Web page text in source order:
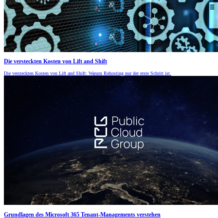
Die versteckten Kosten von Lift and Shift
Die versteckten Kosten von Lift and Shift: Warum Rehosting nur der erste Schritt ist.
Grundlagen des Microsoft 365 Tenant-Managements verstehen